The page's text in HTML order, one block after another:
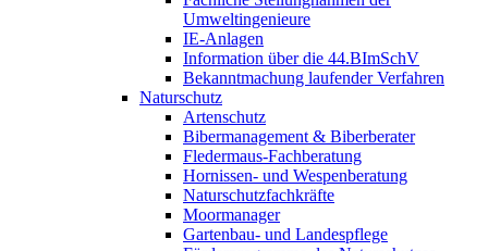
Umweltingenieure
IE-Anlagen
Information über die 44.BImSchV
Bekanntmachung laufender Verfahren
Naturschutz
Artenschutz
Bibermanagement & Biberberater
Fledermaus-Fachberatung
Hornissen- und Wespenberatung
Naturschutzfachkräfte
Moormanager
Gartenbau- und Landespflege